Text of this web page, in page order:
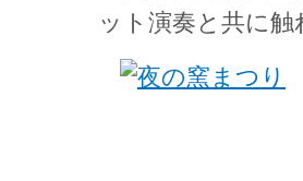
ット演奏と共に